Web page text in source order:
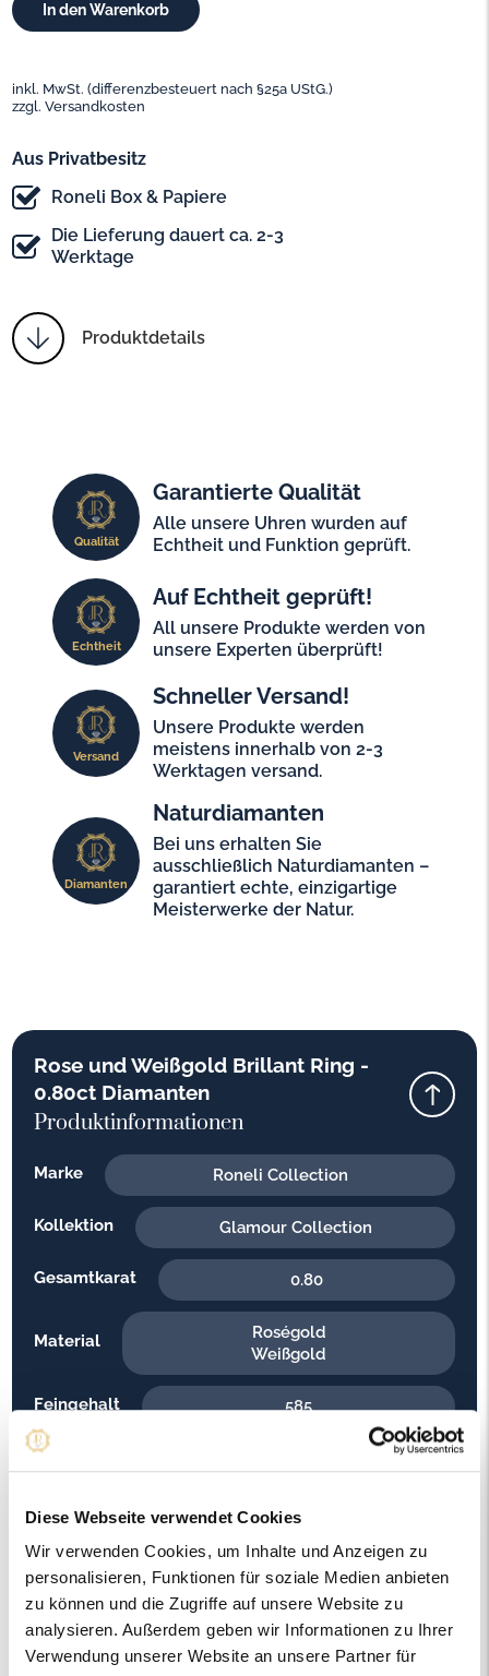
Diese Webseite verwendet Cookies
Wir verwenden Cookies, um Inhalte und Anzeigen zu
personalisieren, Funktionen für soziale Medien anbieten
zu können und die Zugriffe auf unsere Website zu
analysieren. Außerdem geben wir Informationen zu Ihrer
Verwendung unserer Website an unsere Partner für
inkl. MwSt. (differenzbesteuert nach §25a UStG.)
zzgl. Versandkosten
Aus Privatbesitz
Roneli Box & Papiere
Die Lieferung dauert ca. 2-3
Werktage
Produktdetails
Qualität
Garantierte Qualität
Alle unsere Uhren wurden auf
Echtheit und Funktion geprüft.
Echtheit
Auf Echtheit geprüft!
All unsere Produkte werden von
unsere Experten überprüft!
Versand
Schneller Versand!
Unsere Produkte werden
meistens innerhalb von 2-3
Werktagen versand.
Diamanten
Naturdiamanten
Bei uns erhalten Sie
ausschließlich Naturdiamanten –
garantiert echte, einzigartige
Meisterwerke der Natur.
Rose und Weißgold Brillant Ring -
0.80ct Diamanten
Produktinformationen
Marke Roneli Collection
Kollektion Glamour Collection
Gesamtkarat 0.80
Material
Roségold
Weißgold
Feingehalt 585
Gewicht
Steinfarbe G - Feines Weiss
Steinqualität VS2
Edelsteinfarbe Diamant
Ringweite in mm 54